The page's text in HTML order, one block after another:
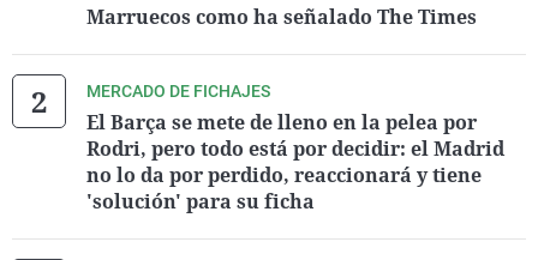
Marruecos como ha señalado The Times
MERCADO DE FICHAJES
El Barça se mete de lleno en la pelea por
Rodri, pero todo está por decidir: el Madrid
no lo da por perdido, reaccionará y tiene
'solución' para su ficha